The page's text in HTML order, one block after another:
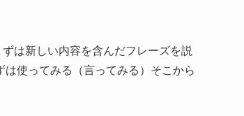
は新しい内容を含んだフレーズを説
は使ってみる（言ってみる）そこから